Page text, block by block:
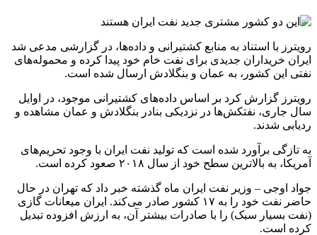
رویترز با استناد به منابع کشتیرانی و داده‌ها، در گزارشی مدعی شد
ایران خریداران جدیدی برای نفت خام خود پیدا کرده و محموله‌های
نفتی این کشور، به عمان و بنگلادش ارسال شده است.
رویترز گزارش کرد بر اساس داده‌های کشتیرانی موجود، در اوایل
سال جاری، نفتکش‌ها در نزدیکی بنادر بنگلادش و عمان مشاهده و
ردیابی شدند.
به تازگی برآورد شده است که تولید نفت ایران با وجود تحریم‌های
آمریکا، به بالاترین سطح خود از سال ۲۰۱۸ صعود کرده است.
جواد اوجی – وزیر نفت ایران ماه گذشته خبر داد که تهران در حال
حاضر نفت خود را به ۱۷ کشور صادر می‌کند. ایران میعانات گازی
(نفت بسیار سبک) را با صادرات بیشتر آن، به ارزش افزوده تبدیل
کرده است.